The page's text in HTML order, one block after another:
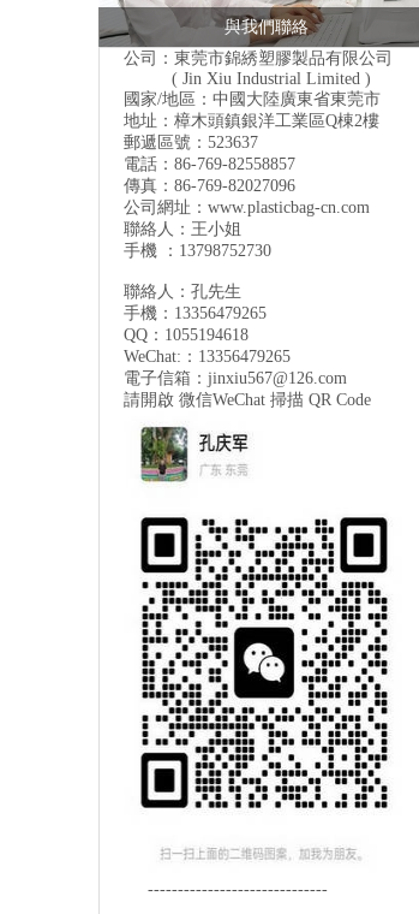
與我們聯絡
公司：東莞市錦綉塑膠製品有限公司
( Jin Xiu Industrial Limited )
國家/地區：中國大陸廣東省東莞市
地址：樟木頭鎮銀洋工業區Q棟2樓
郵遞區號：523637
電話：86-769-82558857
傳真：86-769-82027096
公司網址： www.plasticbag-cn.com
聯絡人：王小姐
手機 ：13798752730
聯絡人：孔先生
手機：13356479265
QQ：1055194618
WeChat:：13356479265
電子信箱： jinxiu567@126.com
請開啟 微信WeChat 掃描 QR Code
------------------------------